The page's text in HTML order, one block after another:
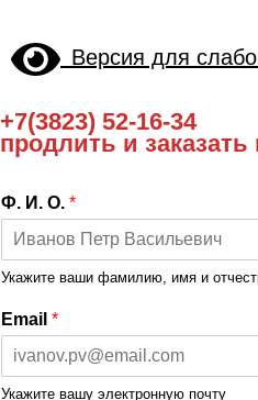
Версия для
+7(3823) 52-16-34
продлить и заказать
Ф. И. О. *
Укажите ваши фамилию, имя и
Email *
Укажите вашу электронную почту